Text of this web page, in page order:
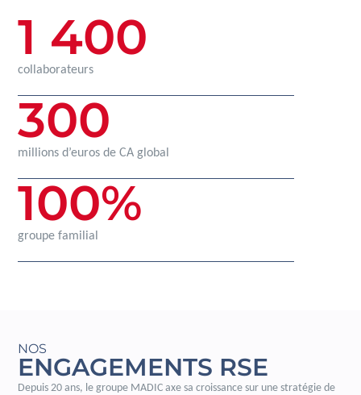
collaborateurs
1 400
millions d’euros de CA global
300
groupe familial
100%
NOS
ENGAGEMENTS RSE
Depuis 20 ans, le groupe MADIC axe sa croissance sur une stratégie de